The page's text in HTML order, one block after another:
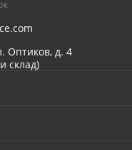
Оптиков, д. 4
склад)